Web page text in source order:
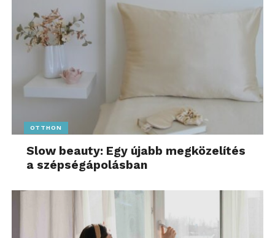
OTTHON
Slow beauty: Egy újabb megközelítés
a szépségápolásban